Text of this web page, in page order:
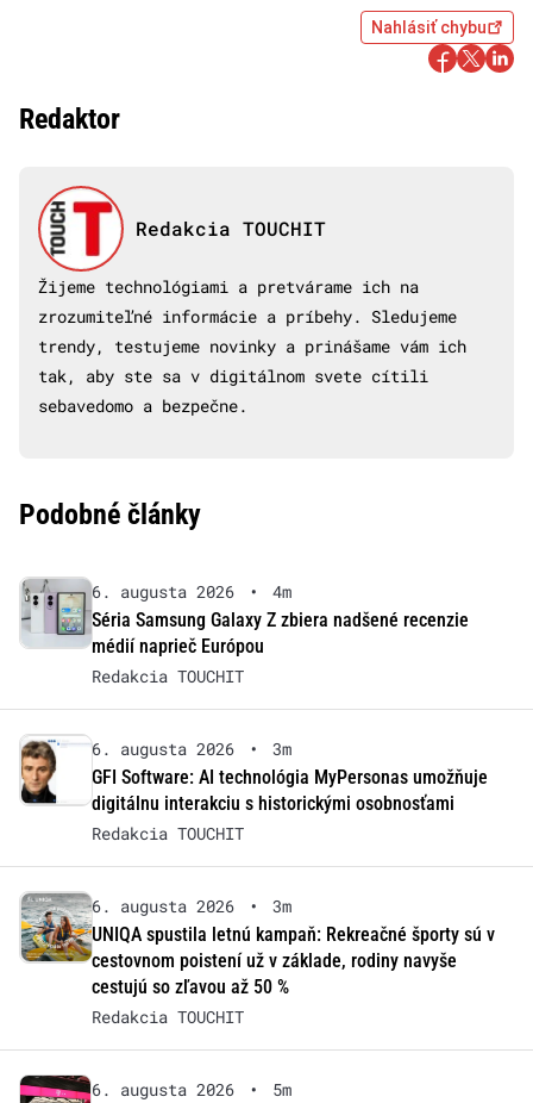
Nahlásiť chybu
Redaktor
Redakcia TOUCHIT
Žijeme technológiami a pretvárame ich na
zrozumiteľné informácie a príbehy. Sledujeme
trendy, testujeme novinky a prinášame vám ich
tak, aby ste sa v digitálnom svete cítili
sebavedomo a bezpečne.
Podobné články
6. augusta 2026 •
4m
Séria Samsung Galaxy Z zbiera nadšené recenzie
médií naprieč Európou
Redakcia TOUCHIT
6. augusta 2026 •
3m
GFI Software: AI technológia MyPersonas umožňuje
digitálnu interakciu s historickými osobnosťami
Redakcia TOUCHIT
6. augusta 2026 •
3m
UNIQA spustila letnú kampaň: Rekreačné športy sú v
cestovnom poistení už v základe, rodiny navyše
cestujú so zľavou až 50 %
Redakcia TOUCHIT
6. augusta 2026 •
5m